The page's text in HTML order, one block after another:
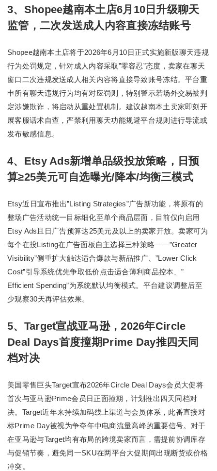
3、Shopee越南本土店6月10日升级聊天
监管，二次发送成人内容直接冻结账号
Shopee越南本土店将于2026年6月10日正式实施新版聊天违规
行为处罚规定，针对成人内容采取”零容忍”态度，卖家在聊天
窗口二次违规发送成人相关内容将直接导致账号冻结。平台重
申所有聊天违规行为均有对应罚则，特别警示若场外交易被判
定涉嫌欺诈，将启动从重处置机制。建议越南本土卖家即刻开
展客服话术自查，严禁利用聊天功能规避平台规则进行导流或
发布敏感信息。
4、Etsy Ads新增单品级投放策略，日预
算≥25美元可自选曝光/降本/均衡三模式
Etsy近日宣布推出”Listing Strategies”广告新功能，将原有的
整场广告活动统一目标细化至单个商品层面，目前仅向启用
Etsy Ads且日广告预算达25美元及以上的卖家开放。卖家可为
每个在投Listing在广告面板自主选择三种策略——”Greater
Visibility”侧重扩大触达适合爆款与新品推广、”Lower Click
Cost”引导系统优先争取低价点击适合薄利商品控本、”
Efficient Spending”为系统默认均衡模式。平台建议调整后至
少观察30天再评估效果。
5、Target宣战亚马逊，2026年Circle
Deal Days首度撞期Prime Day推四天同
档对决
美国零售巨头Target宣布2026年Circle Deal Days会员大促将
首次与亚马逊Prime会员日正面撞期，计划推出四天同档对
决。Target近年来持续加码线上渠道与会员体系，此番直接对
标Prime Day被视为争夺年中电商流量高峰的重要信号。对于
在亚马逊与Target均有布局的跨境卖家而言，需提前协调库存
与促销节奏，避免同一SKU在两平台大促期间出现断货或价格
冲突。